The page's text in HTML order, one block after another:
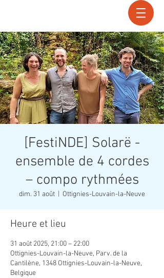
[FestiNDE] Solarë -
ensemble de 4 cordes
– compo rythmées
dim. 31 août Ottignies-Louvain-la-Neuve
Heure et lieu
31 août 2025, 21:00 – 22:00
Ottignies-Louvain-la-Neuve, Parv. de la
Cantilène, 1348 Ottignies-Louvain-la-Neuve,
Belgique